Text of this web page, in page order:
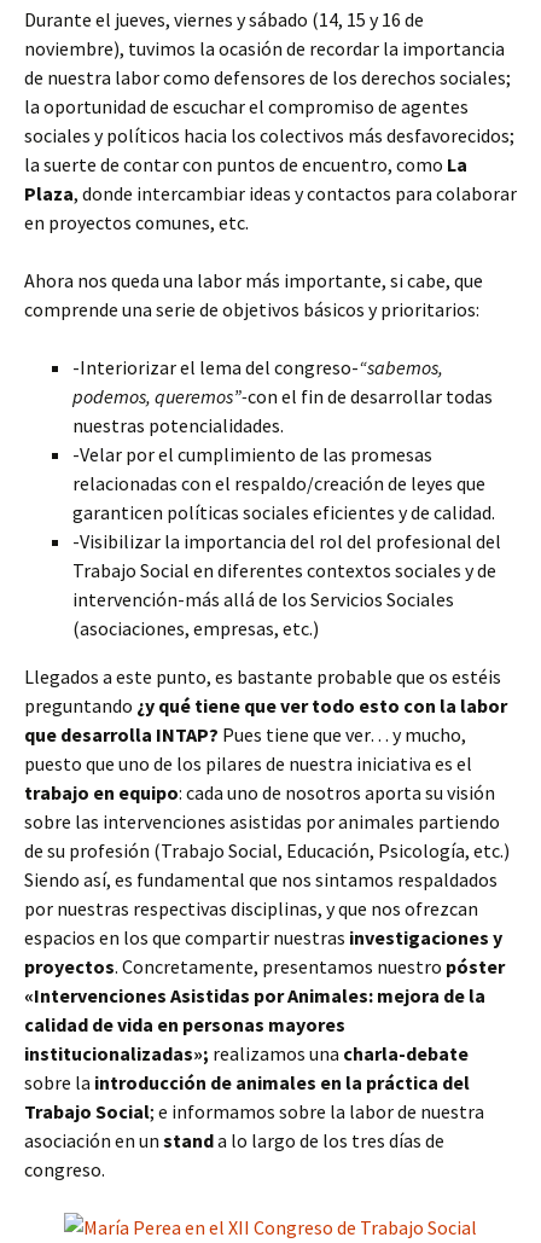
Durante el jueves, viernes y sábado (14, 15 y 16 de
noviembre), tuvimos la ocasión de recordar la importancia
de nuestra labor como defensores de los derechos sociales;
la oportunidad de escuchar el compromiso de agentes
sociales y políticos hacia los colectivos más desfavorecidos;
la suerte de contar con puntos de encuentro, como La
Plaza, donde intercambiar ideas y contactos para colaborar
en proyectos comunes, etc.
Ahora nos queda una labor más importante, si cabe, que
comprende una serie de objetivos básicos y prioritarios:
-Interiorizar el lema del congreso-“sabemos,
podemos, queremos”-con el fin de desarrollar todas
nuestras potencialidades.
-Velar por el cumplimiento de las promesas
relacionadas con el respaldo/creación de leyes que
garanticen políticas sociales eficientes y de calidad.
-Visibilizar la importancia del rol del profesional del
Trabajo Social en diferentes contextos sociales y de
intervención-más allá de los Servicios Sociales
(asociaciones, empresas, etc.)
Llegados a este punto, es bastante probable que os estéis
preguntando ¿y qué tiene que ver todo esto con la labor
que desarrolla INTAP? Pues tiene que ver… y mucho,
puesto que uno de los pilares de nuestra iniciativa es el
trabajo en equipo: cada uno de nosotros aporta su visión
sobre las intervenciones asistidas por animales partiendo
de su profesión (Trabajo Social, Educación, Psicología, etc.)
Siendo así, es fundamental que nos sintamos respaldados
por nuestras respectivas disciplinas, y que nos ofrezcan
espacios en los que compartir nuestras investigaciones y
proyectos. Concretamente, presentamos nuestro póster
«Intervenciones Asistidas por Animales: mejora de la
calidad de vida en personas mayores
institucionalizadas»; realizamos una charla-debate
sobre la introducción de animales en la práctica del
Trabajo Social; e informamos sobre la labor de nuestra
asociación en un standa lo largo de los tres días de
congreso.